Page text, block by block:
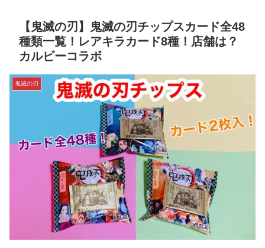
【鬼滅の刃】鬼滅の刃チップスカード全48
種類一覧！レアキラカード8種！店舗は？
カルビーコラボ
鬼滅の刃